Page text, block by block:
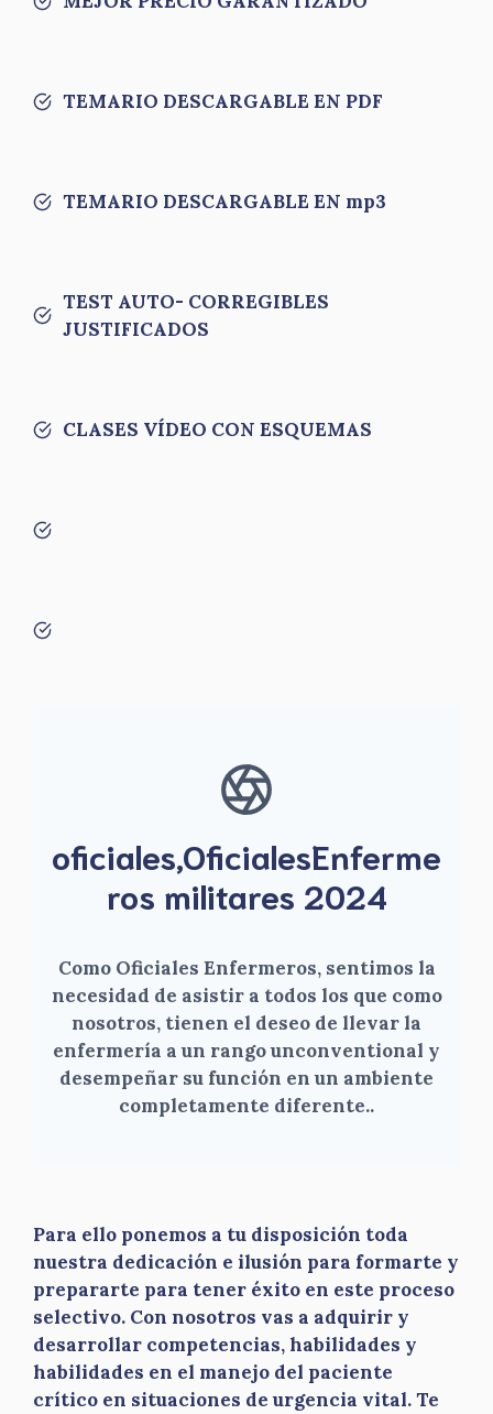
TEMARIO DESCARGABLE EN PDF
TEMARIO DESCARGABLE EN mp3
TEST AUTO- CORREGIBLES
JUSTIFICADOS
CLASES VÍDEO CON ESQUEMAS
oficiales,OficialesEnferme
ros militares 2024
Como Oficiales Enfermeros, sentimos la
necesidad de asistir a todos los que como
nosotros, tienen el deseo de llevar la
enfermería a un rango unconventional y
desempeñar su función en un ambiente
completamente diferente..
Para ello ponemos a tu disposición toda
nuestra dedicación e ilusión para formarte y
prepararte para tener éxito en este proceso
selectivo. Con nosotros vas a adquirir y
desarrollar competencias, habilidades y
habilidades en el manejo del paciente
crítico en situaciones de urgencia vital. Te